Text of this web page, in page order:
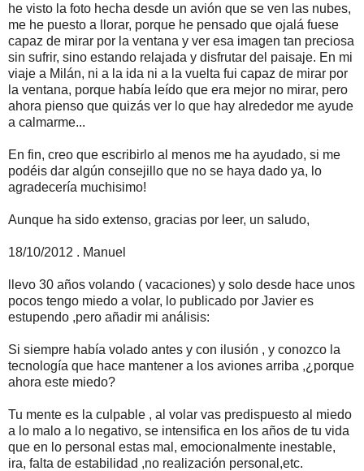
he visto la foto hecha desde un avión que se ven las nubes,
me he puesto a llorar, porque he pensado que ojalá fuese
capaz de mirar por la ventana y ver esa imagen tan preciosa
sin sufrir, sino estando relajada y disfrutar del paisaje. En mi
viaje a Milán, ni a la ida ni a la vuelta fui capaz de mirar por
la ventana, porque había leído que era mejor no mirar, pero
ahora pienso que quizás ver lo que hay alrededor me ayude
a calmarme...
En fin, creo que escribirlo al menos me ha ayudado, si me
podéis dar algún consejillo que no se haya dado ya, lo
agradecería muchisimo!
Aunque ha sido extenso, gracias por leer, un saludo,
18/10/2012 . Manuel
llevo 30 años volando ( vacaciones) y solo desde hace unos
pocos tengo miedo a volar, lo publicado por Javier es
estupendo ,pero añadir mi análisis:
Si siempre había volado antes y con ilusión , y conozco la
tecnología que hace mantener a los aviones arriba ,¿porque
ahora este miedo?
Tu mente es la culpable , al volar vas predispuesto al miedo
a lo malo a lo negativo, se intensifica en los años de tu vida
que en lo personal estas mal, emocionalmente inestable,
ira, falta de estabilidad ,no realización personal,etc.